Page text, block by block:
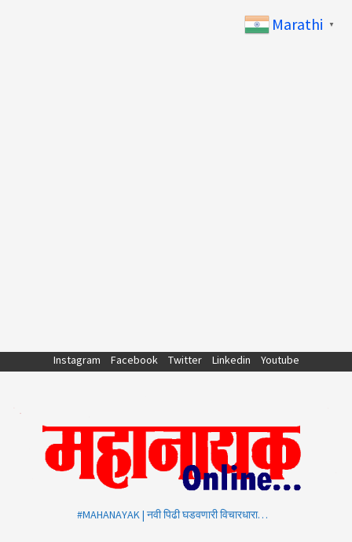
Instagram Facebook Twitter Linkedin Youtube
#MAHANAYAK | नवी पिढी घडवणारी विचारधारा…
Marathi ▼